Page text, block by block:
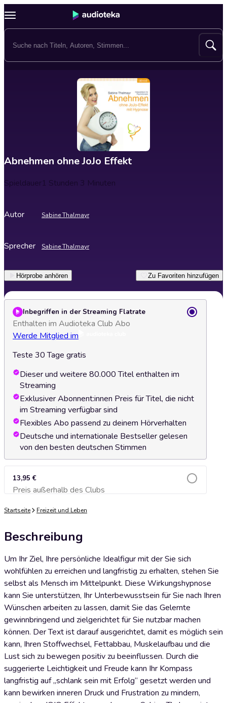
Abnehmen ohne JoJo Effekt
Spieldauer1 Stunden 3 Minuten
Autor Sabine Thalmayr
Sprecher Sabine Thalmayr
Hörprobe anhören Zu Favoriten hinzufügen
Inbegriffen in der Streaming Flatrate
Enthalten im Audioteka Club Abo
Werde Mitglied im
Teste 30 Tage gratis
Dieser und weitere 80.000 Titel enthalten im
Streaming
Exklusiver Abonnent:innen Preis für Titel, die nicht
im Streaming verfügbar sind
Flexibles Abo passend zu deinem Hörverhalten
Deutsche und internationale Bestseller gelesen
von den besten deutschen Stimmen
13,95 €
Preis außerhalb des ClubsZum Warenkorb hinzufügen
Startseite Freizeit und Leben
Beschreibung
Um Ihr Ziel, Ihre persönliche Idealfigur mit der Sie sich
wohlfühlen zu erreichen und langfristig zu erhalten, stehen Sie
selbst als Mensch im Mittelpunkt. Diese Wirkungshypnose
kann Sie unterstützen, Ihr Unterbewusstsein für Sie nach Ihren
Wünschen arbeiten zu lassen, damit Sie das Gelernte
gewinnbringend und zielgerichtet für Sie nutzbar machen
können. Der Text ist darauf ausgerichtet, damit es möglich sein
kann, Ihren Stoffwechsel, Fettabbau, Muskelaufbau und die
Lust sich zu bewegen positiv zu beeinflussen. Durch die
suggerierte Leichtigkeit und Freude kann Ihr Kompass
langfristig auf „schlank sein mit Erfolg“ gesetzt werden und
kann bewirken inneren Druck und Frustration zu mindern,